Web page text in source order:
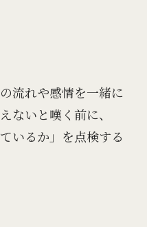
流れや感情を一緒に
ないと嘆く前に、
いるか」を点検する